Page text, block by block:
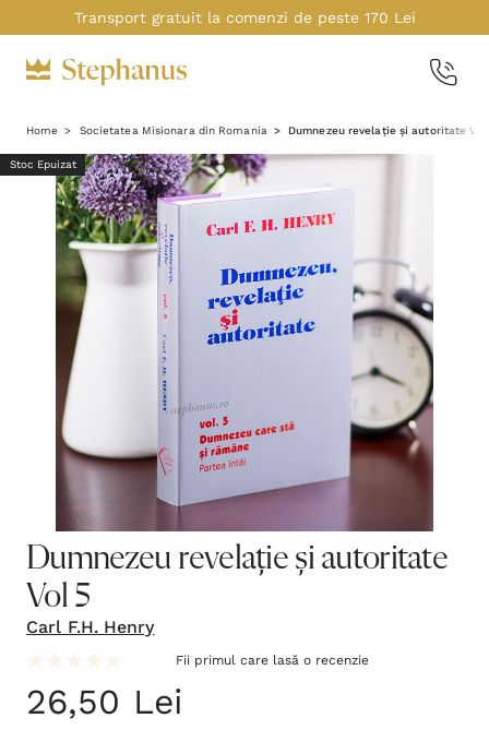
Transport gratuit la comenzi de peste 170 Lei
Home Societatea Misionara din Romania Dumnezeu revelație și autoritate Vol
Stoc Epuizat
Dumnezeu revelație și autoritate
Vol 5
Carl F.H. Henry
Fii primul care lasă o recenzie
26,50 Lei